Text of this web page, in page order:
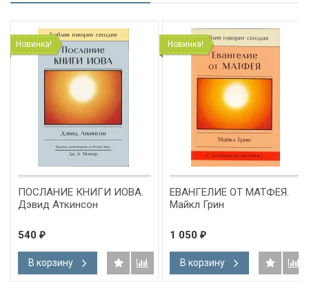
Новинка!
ПОСЛАНИЕ КНИГИ ИОВА.
Дэвид Аткинсон
540 ₽
В корзину
Новинка!
ЕВАНГЕЛИЕ ОТ МАТФЕЯ.
Майкл Грин
1 050 ₽
В корзину